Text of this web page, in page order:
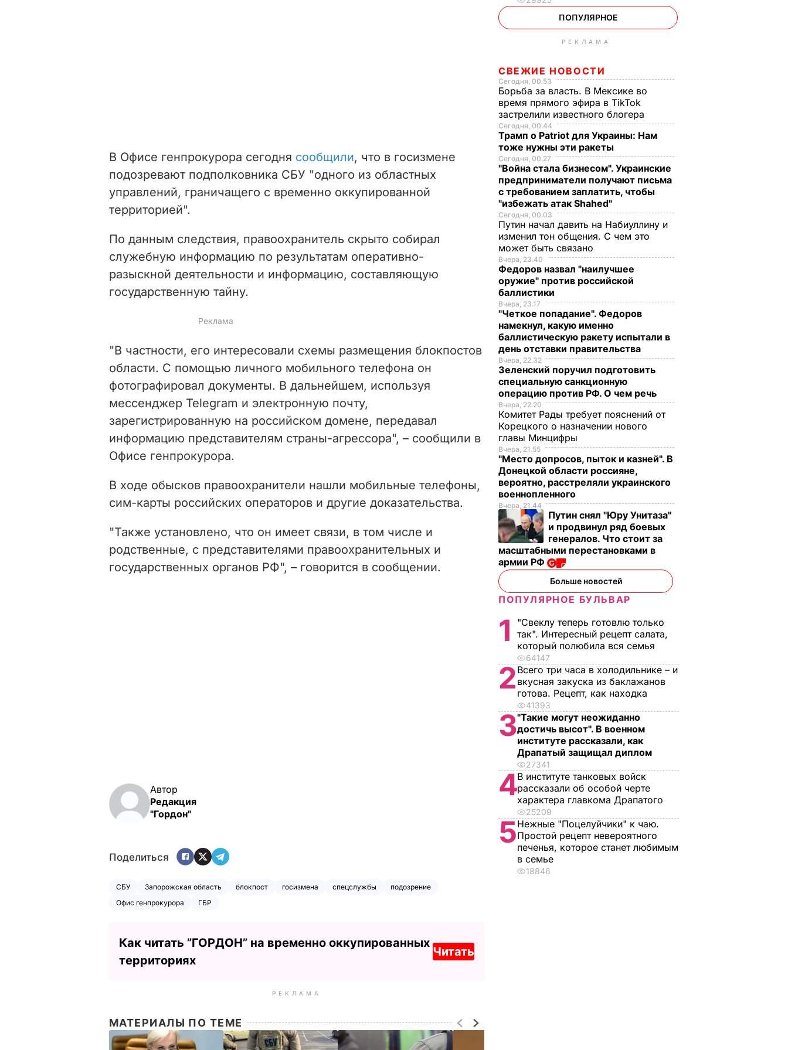
В Офисе генпрокурора сегодня сообщили, что в госизмене
подозревают подполковника СБУ "одного из областных
управлений, граничащего с временно оккупированной
территорией".
По данным следствия, правоохранитель скрыто собирал
служебную информацию по результатам оперативно-
разыскной деятельности и информацию, составляющую
государственную тайну.
"В частности, его интересовали схемы размещения блокпостов
области. С помощью личного мобильного телефона он
фотографировал документы. В дальнейшем, используя
мессенджер Теlegram и электронную почту,
зарегистрированную на российском домене, передавал
информацию представителям страны-агрессора", – сообщили в
Офисе генпрокурора.
В ходе обысков правоохранители нашли мобильные телефоны,
сим-карты российских операторов и другие доказательства.
"Также установлено, что он имеет связи, в том числе и
родственные, с представителями правоохранительных и
государственных органов РФ", – говорится в сообщении.
Автор
Редакция
"Гордон"
Поделиться
СБУ Запорожская область блокпост госизмена спецслужбы
подозрение
Офис генпрокурора
ГБР
Как читать ”ГОРДОН” на временно оккупированных
территориях
Читать
РЕКЛАМА
МАТЕРИАЛЫ ПО ТЕМЕ
ПОПУЛЯРНОЕ
РЕКЛАМА
СВЕЖИЕ НОВОСТИ
Сегодня, 00.53
Борьба за власть. В Мексике во
время прямого эфира в TikTok
застрелили известного блогера
Сегодня, 00.44
Трамп о Patriot для Украины: Нам
тоже нужны эти ракеты
Сегодня, 00.27
"Война стала бизнесом". Украинские
предприниматели получают письма
с требованием заплатить, чтобы
"избежать атак Shahed"
Сегодня, 00.03
Путин начал давить на Набиуллину и
изменил тон общения. С чем это
может быть связано
Вчера, 23.40
Федоров назвал "наилучшее
оружие" против российской
баллистики
Вчера, 23.17
"Четкое попадание". Федоров
намекнул, какую именно
баллистическую ракету испытали в
день отставки правительства
Вчера, 22.32
Зеленский поручил подготовить
специальную санкционную
операцию против РФ. О чем речь
Вчера, 22.20
Комитет Рады требует пояснений от
Корецкого о назначении нового
главы Минцифры
Вчера, 21.55
"Место допросов, пыток и казней". В
Донецкой области россияне,
вероятно, расстреляли украинского
военнопленного
Вчера, 21.44
Путин снял "Юру Унитаза"
и продвинул ряд боевых
генералов. Что стоит за
масштабными перестановками в
армии РФ
Больше новостей
ПОПУЛЯРНОЕ БУЛЬВАР
1
"Свеклу теперь готовлю только
так". Интересный рецепт салата,
который полюбила вся семья
64147
2 Всего три часа в холодильнике – и
вкусная закуска из баклажанов
готова. Рецепт, как находка
41393
3"Такие могут неожиданно
достичь высот". В военном
институте рассказали, как
Драпатый защищал диплом
27341
4В институте танковых войск
рассказали об особой черте
характера главкома Драпатого
25209
5Нежные "Поцелуйчики" к чаю.
Простой рецепт невероятного
печенья, которое станет любимым
в семье
18846